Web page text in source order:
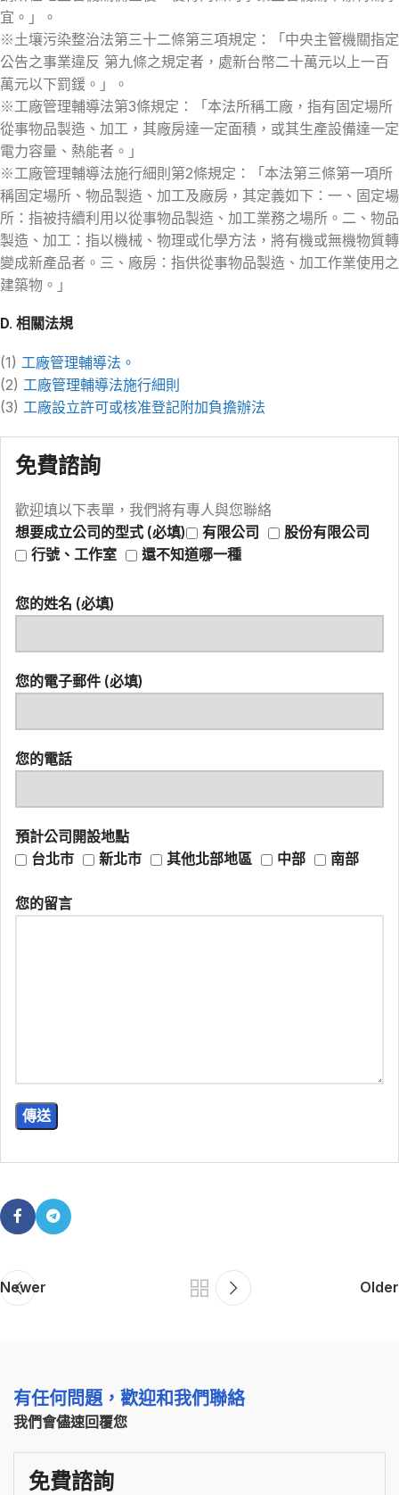
宜。」。
※土壤污染整治法第三十二條第三項規定：「中央主管機關指定
公告之事業違反 第九條之規定者，處新台幣二十萬元以上一百
萬元以下罰鍰。」。
※工廠管理輔導法第3條規定：「本法所稱工廠，指有固定場所
從事物品製造、加工，其廠房達一定面積，或其生產設備達一定
電力容量、熱能者。」
※工廠管理輔導法施行細則第2條規定：「本法第三條第一項所
稱固定場所、物品製造、加工及廠房，其定義如下：一、固定場
所：指被持續利用以從事物品製造、加工業務之場所。二、物品
製造、加工：指以機械、物理或化學方法，將有機或無機物質轉
變成新產品者。三、廠房：指供從事物品製造、加工作業使用之
建築物。」
D. 相關法規
(1) 工廠管理輔導法。
(2) 工廠管理輔導法施行細則
(3) 工廠設立許可或核准登記附加負擔辦法
免費諮詢
歡迎填以下表單，我們將有專人與您聯絡
想要成立公司的型式 (必填)
有限公司
股份有限公司
行號、工作室
還不知道哪一種
您的姓名 (必填)
您的電子郵件 (必填)
您的電話
預計公司開設地點
台北市
新北市 其他北部地區 中部 南部
您的留言
Newer Older
有任何問題，歡迎和我們聯絡
我們會儘速回覆您
免費諮詢